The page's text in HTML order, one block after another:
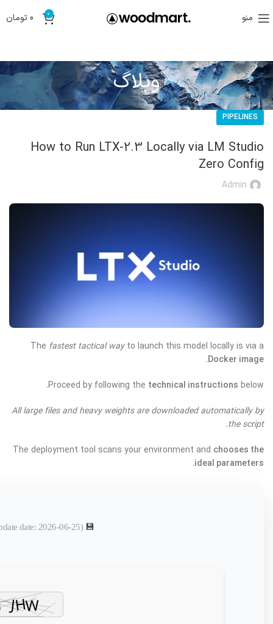
منو 0
0تومان
وبلاگ
PIPELINES
How to Run LTX-2.3 Locally via LM Studio
Zero Config
Admin
The fastest tactical wayto launch this model locally is via a
Docker image
.
Proceed by following the technical instructions below.
All large files and heavy weights are downloaded automatically by
the script.
The deployment tool scans your environment and chooses the
ideal parameters
.
💾 File hash: fd611e1275f1fa64ca22e0309811daa4
date: 2026-06-25)